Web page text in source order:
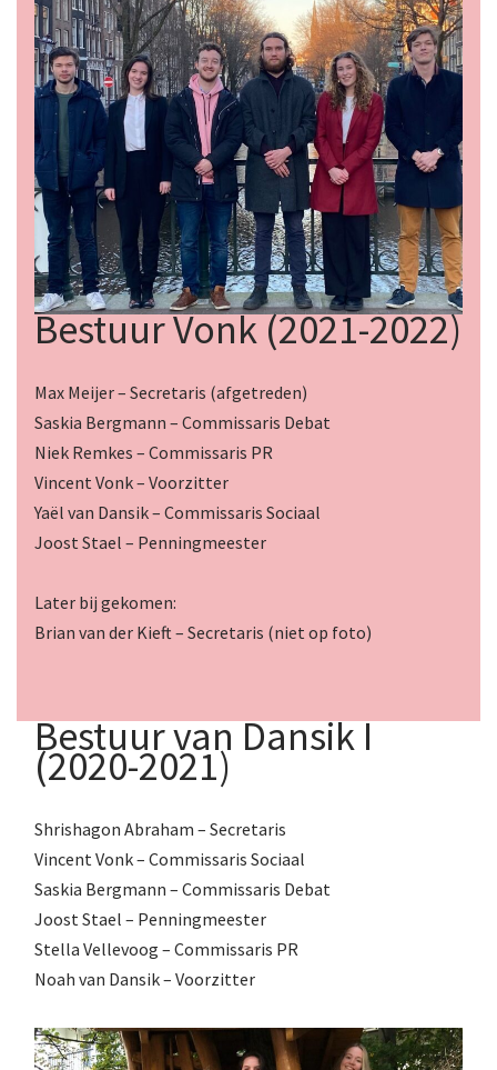
Bestuur Vonk (2021-2022)
Max Meijer – Secretaris (afgetreden)
Saskia Bergmann – Commissaris Debat
Niek Remkes – Commissaris PR
Vincent Vonk – Voorzitter
Yaël van Dansik – Commissaris Sociaal
Joost Stael – Penningmeester
Later bij gekomen:
Brian van der Kieft – Secretaris (niet op foto)
Bestuur van Dansik I
(2020-2021)
Shrishagon Abraham – Secretaris
Vincent Vonk – Commissaris Sociaal
Saskia Bergmann – Commissaris Debat
Joost Stael – Penningmeester
Stella Vellevoog – Commissaris PR
Noah van Dansik – Voorzitter